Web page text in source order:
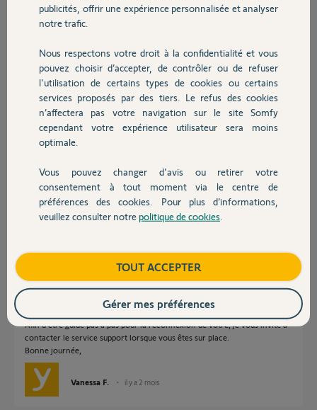
Domotique
Chauffage
Autres produits
Devis avec un pro
Contact
Merci,
il y a 2 mois
Participer au fil de discussion
Réponses
Merci pour votre réponse mais malheureusement je n'y arrive pas !
Encore merci
Je laisse tomber tant pis !
Jean A
Afin d'être guidé pas à pas pour la reconnexion de votre, je vous invite à
contacter le service support lorsque vous êtes sur place.
Bonne journée,
Vanessa F. il y a 2 mois
publicités, offrir une expérience personnalisée et analyser
notre trafic.
Nous respectons votre droit à la confidentialité et vous
pouvez choisir d’accepter, de contrôler ou de refuser
l'utilisation de certains types de cookies ou certains
services proposés par des tiers. Le refus des cookies
n’affectera pas votre navigation sur le site Somfy
cependant votre expérience utilisateur sera moins
optimale.
Vous pouvez changer d'avis ou retirer votre
consentement à tout moment via le centre de
préférences des cookies. Pour plus d’informations,
veuillez consulter notre politique de cookies
TOUT ACCEPTER
Gérer mes préférences